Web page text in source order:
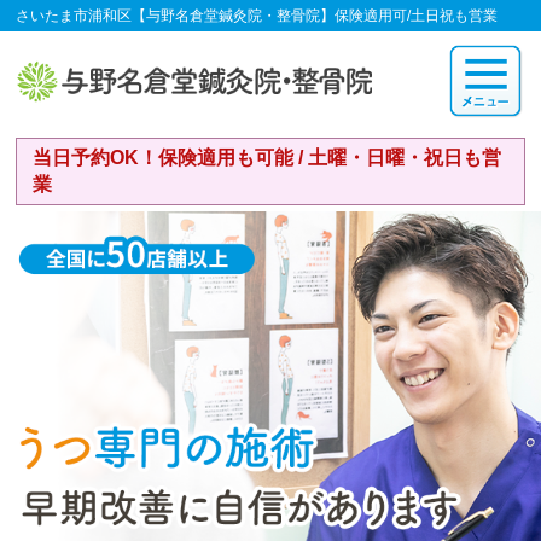
さいたま市浦和区【与野名倉堂鍼灸院・整骨院】保険適用可/土日祝も営業
当日予約OK！保険適用も可能 / 土曜・日曜・祝日も営
業